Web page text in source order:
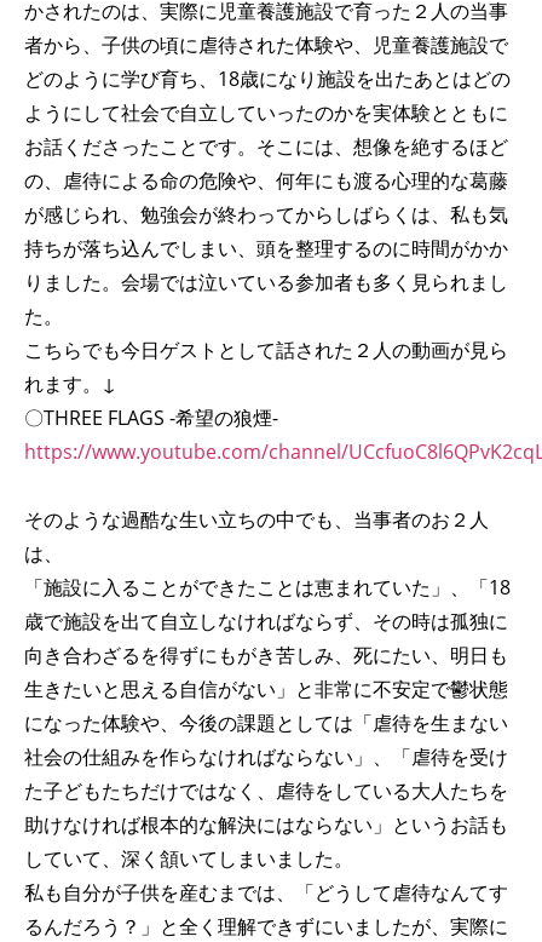
かされたのは、実際に児童養護施設で育った２人の当事
者から、子供の頃に虐待された体験や、児童養護施設で
どのように学び育ち、18歳になり施設を出たあとはどの
ようにして社会で自立していったのかを実体験とともに
お話くださったことです。そこには、想像を絶するほど
の、虐待による命の危険や、何年にも渡る心理的な葛藤
が感じられ、勉強会が終わってからしばらくは、私も気
持ちが落ち込んでしまい、頭を整理するのに時間がかか
りました。会場では泣いている参加者も多く見られまし
た。
こちらでも今日ゲストとして話された２人の動画が見ら
れます。↓
〇THREE FLAGS -希望の狼煙-
https://www.youtube.com/channel/
そのような過酷な生い立ちの中でも、当事者のお２人
は、
「施設に入ることができたことは恵まれていた」、「18
歳で施設を出て自立しなければならず、その時は孤独に
向き合わざるを得ずにもがき苦しみ、死にたい、明日も
生きたいと思える自信がない」と非常に不安定で鬱状態
になった体験や、今後の課題としては「虐待を生まない
社会の仕組みを作らなければならない」、「虐待を受け
た子どもたちだけではなく、虐待をしている大人たちを
助けなければ根本的な解決にはならない」というお話も
していて、深く頷いてしまいました。
私も自分が子供を産むまでは、「どうして虐待なんてす
るんだろう？」と全く理解できずにいましたが、実際に